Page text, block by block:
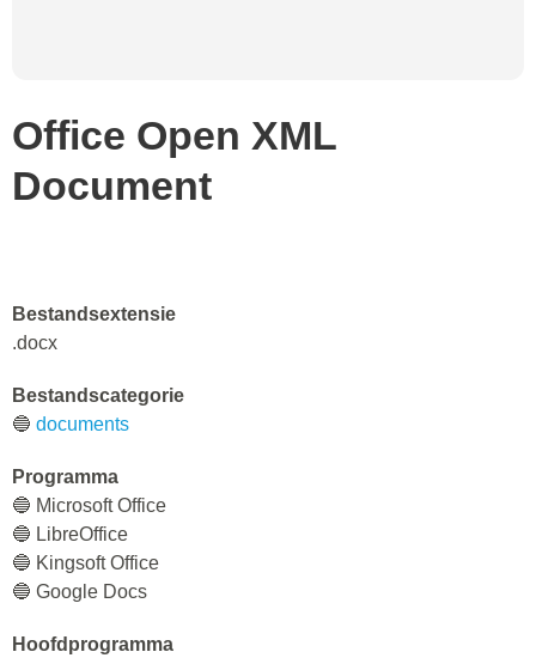
Office Open XML
Document
Bestandsextensie
.docx
Bestandscategorie
🔵 documents
Programma
🔵 Microsoft Office
🔵 LibreOffice
🔵 Kingsoft Office
🔵 Google Docs
Hoofdprogramma